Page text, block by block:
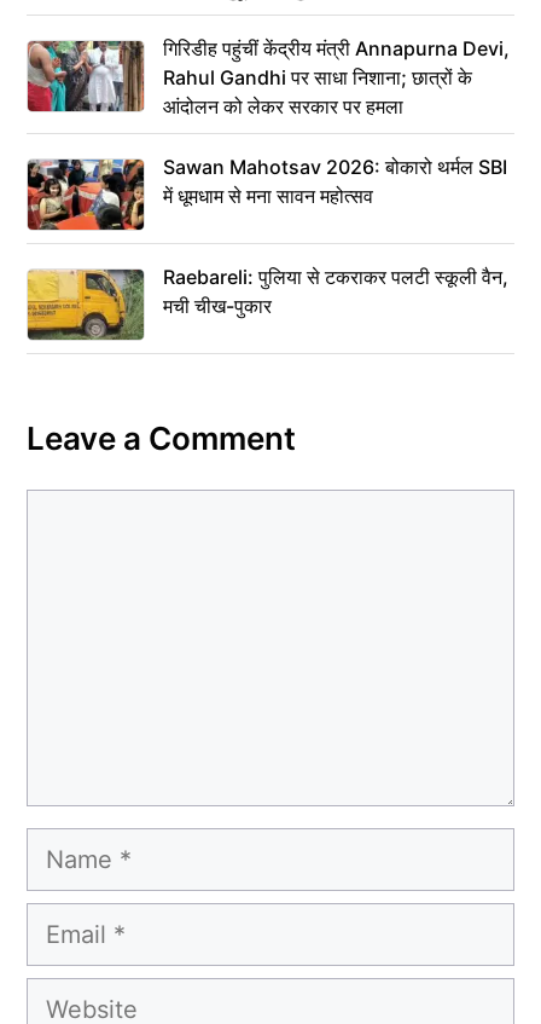
गिरिडीह पहुंचीं केंद्रीय मंत्री Annapurna Devi,
Rahul Gandhi पर साधा निशाना; छात्रों के
आंदोलन को लेकर सरकार पर हमला
Sawan Mahotsav 2026: बोकारो थर्मल SBI
में धूमधाम से मना सावन महोत्सव
Raebareli: पुलिया से टकराकर पलटी स्कूली वैन,
मची चीख-पुकार
Leave a Comment
Name
Email
Website